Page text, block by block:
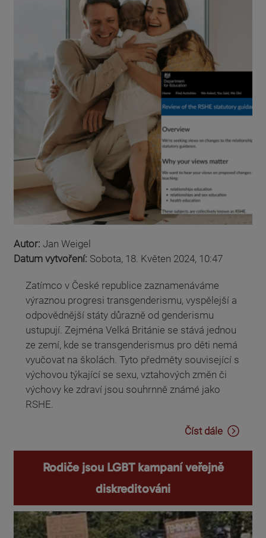
Autor: Jan Weigel
Datum vytvoření: Sobota, 18. Květen 2024, 10:47
Zatímco v České republice zaznamenáváme
výraznou progresi transgenderismu, vyspělejší a
odpovědnější státy důrazně od genderismu
ustupují. Zejména Velká Británie se stává jednou
ze zemí, kde se transgenderismus pro děti nemá
vyučovat na školách. Tyto předměty související s
výchovou týkající se sexu, vztahových změn či
výchovy ke zdraví jsou souhrnně známé jako
RSHE.
Číst dále
Rodiče jsou LGBT kampaní veřejně
diskreditováni